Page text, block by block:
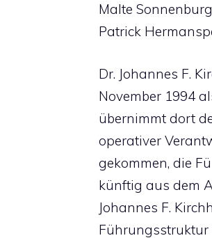
Malte
Patrick
Dr. Johannes F.
November 1994
übernimmt dort
operativer
gekommen, die
künftig aus dem
Johannes F.